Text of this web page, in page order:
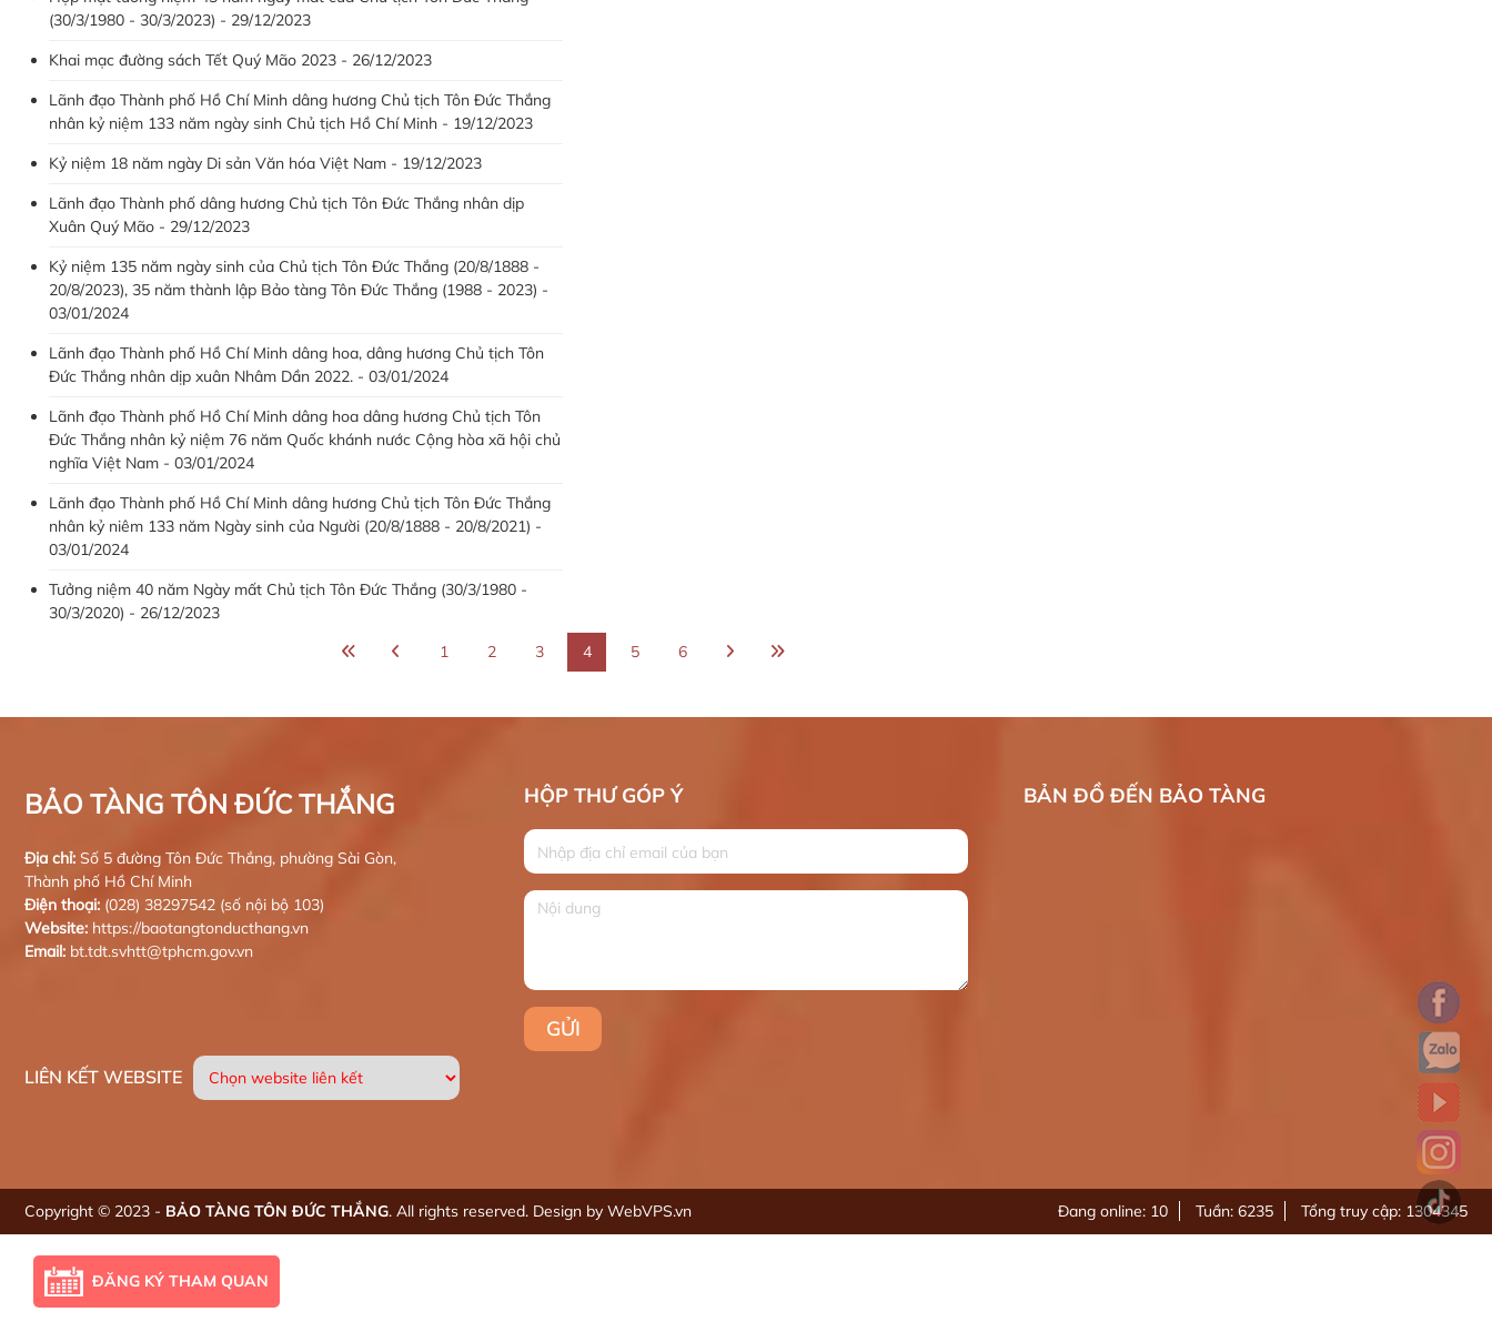
(30/3/1980 - 30/3/2023) - 29/12/2023
Khai mạc đường sách Tết Quý Mão 2023 - 26/12/2023
Lãnh đạo Thành phố Hồ Chí Minh dâng hương Chủ tịch Tôn Đức Thắng
nhân kỷ niệm 133 năm ngày sinh Chủ tịch Hồ Chí Minh - 19/12/2023
Kỷ niệm 18 năm ngày Di sản Văn hóa Việt Nam - 19/12/2023
Lãnh đạo Thành phố dâng hương Chủ tịch Tôn Đức Thắng nhân dịp
Xuân Quý Mão - 29/12/2023
Kỷ niệm 135 năm ngày sinh của Chủ tịch Tôn Đức Thắng (20/8/1888 -
20/8/2023), 35 năm thành lập Bảo tàng Tôn Đức Thắng (1988 - 2023) -
03/01/2024
Lãnh đạo Thành phố Hồ Chí Minh dâng hoa, dâng hương Chủ tịch Tôn
Đức Thắng nhân dịp xuân Nhâm Dần 2022. - 03/01/2024
Lãnh đạo Thành phố Hồ Chí Minh dâng hoa dâng hương Chủ tịch Tôn
Đức Thắng nhân kỷ niệm 76 năm Quốc khánh nước Cộng hòa xã hội chủ
nghĩa Việt Nam - 03/01/2024
Lãnh đạo Thành phố Hồ Chí Minh dâng hương Chủ tịch Tôn Đức Thắng
nhân kỷ niêm 133 năm Ngày sinh của Người (20/8/1888 - 20/8/2021) -
03/01/2024
Tưởng niệm 40 năm Ngày mất Chủ tịch Tôn Đức Thắng (30/3/1980 -
30/3/2020) - 26/12/2023
1
2 3 4 5 6
BẢO TÀNG TÔN ĐỨC THẮNG
Địa chỉ: Số 5 đường Tôn Đức Thắng, phường Sài Gòn,
Thành phố Hồ Chí Minh
Điện thoại: (028) 38297542 (số nội bộ 103)
Website: https://baotangtonducthang.vn
Email: bt.tdt.svhtt@tphcm.gov.vn
LIÊN KẾT WEBSITE
HỘP THƯ GÓP Ý BẢN ĐỒ ĐẾN BẢO TÀNG
Copyright © 2023 - BẢO TÀNG TÔN ĐỨC THẮNG. All rights reserved. Design by WebVPS.vn Đang online: 10 Tuần: 6235 Tổng truy cập: 1304345
ĐĂNG KÝ THAM QUAN